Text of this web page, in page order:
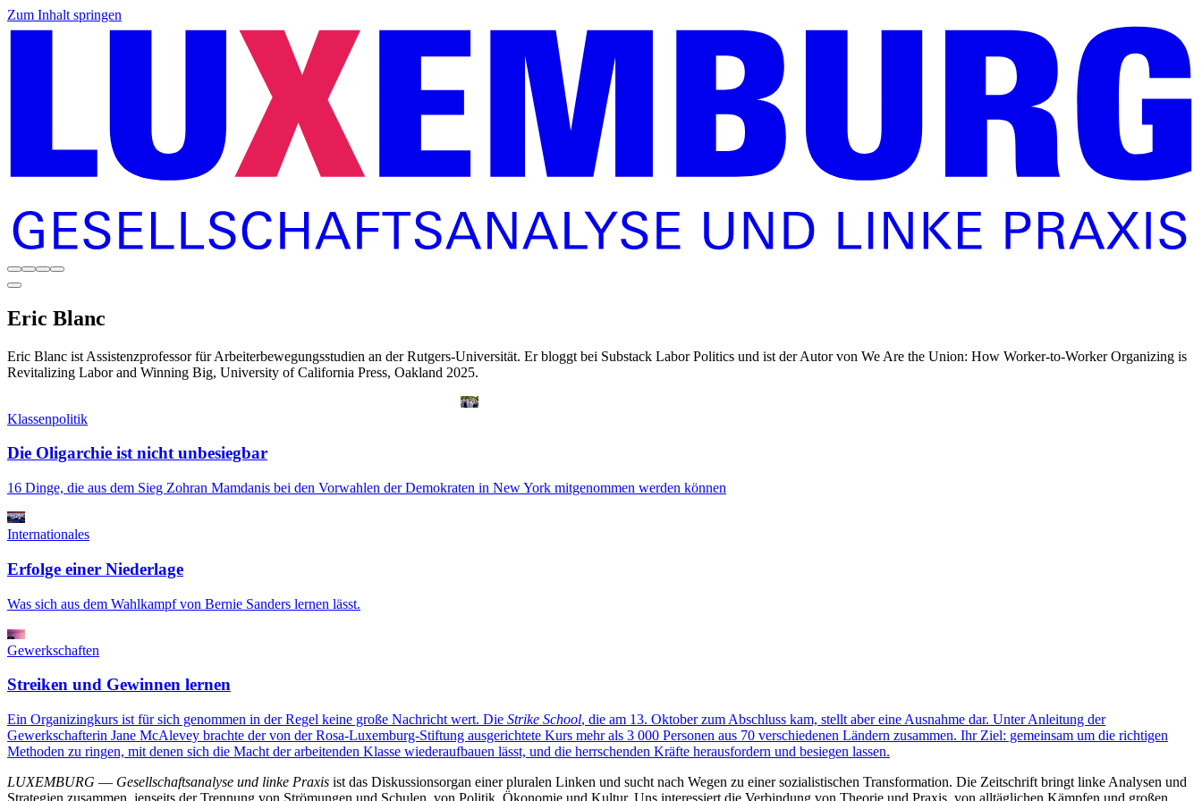
Zum Inhalt springen
Eric Blanc
Eric Blanc ist Assistenzprofessor für Arbeiterbewegungsstudien an der Rutgers-Universität. Er bloggt bei Substack Labor Politics und ist der Autor von We Are the Union: How Worker-to-Worker Organizing is
Revitalizing Labor and Winning Big, University of California Press, Oakland 2025.
Klassenpolitik
Die Oligarchie ist nicht unbesiegbar
16 Dinge, die aus dem Sieg Zohran Mamdanis bei den Vorwahlen der Demokraten in New York mitgenommen werden können
Internationales
Erfolge einer Niederlage
Was sich aus dem Wahlkampf von Bernie Sanders lernen lässt.
Gewerkschaften
Streiken und Gewinnen lernen
Ein Organizingkurs ist für sich genommen in der Regel keine große Nachricht wert. Die Strike School, die am 13. Oktober zum Abschluss kam, stellt aber eine Ausnahme dar. Unter Anleitung der
Gewerkschafterin Jane McAlevey brachte der von der Rosa-Luxemburg-Stiftung ausgerichtete Kurs mehr als 3 000 Personen aus 70 verschiedenen Ländern zusammen. Ihr Ziel: gemeinsam um die richtigen
Methoden zu ringen, mit denen sich die Macht der arbeitenden Klasse wiederaufbauen lässt, und die herrschenden Kräfte herausfordern und besiegen lassen.
LUXEMBURG — Gesellschaftsanalyse und linke Praxis ist das Diskussionsorgan einer pluralen Linken und sucht nach Wegen zu einer sozialistischen Transformation. Die Zeitschrift bringt linke Analysen und
Strategien zusammen, jenseits der Trennung von Strömungen und Schulen, von Politik, Ökonomie und Kultur. Uns interessiert die Verbindung von Theorie und Praxis, von alltäglichen Kämpfen und großen